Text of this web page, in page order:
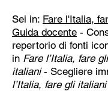
Sei in: Fare l'Italia,
Guida docente -
repertorio di fonti
in Fare l’Italia, fare gli
italiani- Scegliere
l’Italia, fare gli italiani